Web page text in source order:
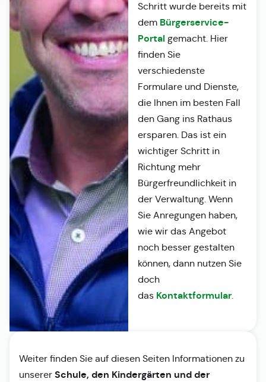
Schritt wurde bereits mit
dem Bürgerservice-
Portalgemacht. Hier
finden Sie
verschiedenste
Formulare und Dienste,
die Ihnen im besten Fall
den Gang ins Rathaus
ersparen. Das ist ein
wichtiger Schritt in
Richtung mehr
Bürgerfreundlichkeit in
der Verwaltung. Wenn
Sie Anregungen haben,
wie wir das Angebot
noch besser gestalten
können, dann nutzen Sie
doch
das Kontaktformular.
Weiter finden Sie auf diesen Seiten Informationen zu
unserer Schule, den Kindergärten und der